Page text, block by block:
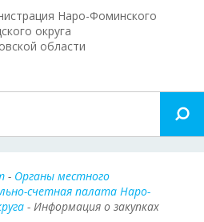
Наро-Фоминского
округа
области
- Органы местного
счетная палата Наро-
- Информация о закупках